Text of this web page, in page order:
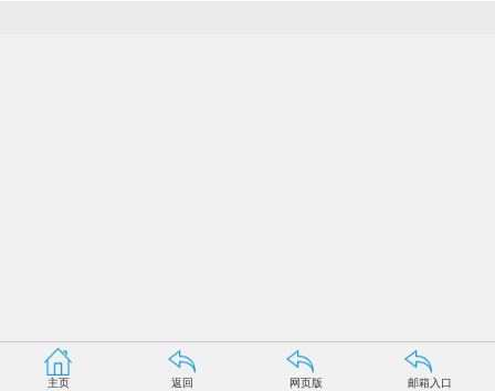
主页 返回 网页版 邮箱入口